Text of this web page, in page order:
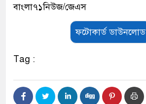
বাংলা৭১নিউজ/জেএস
ফটোকার্ড ডাউনলোড
Tag :